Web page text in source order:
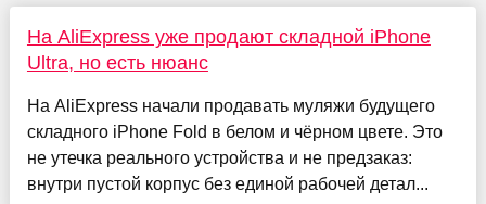
На AliExpress уже продают складной iPhone
Ultra, но есть нюанс
На AliExpress начали продавать муляжи будущего
складного iPhone Fold в белом и чёрном цвете. Это
не утечка реального устройства и не предзаказ:
внутри пустой корпус без единой рабочей детал...